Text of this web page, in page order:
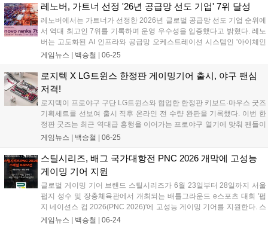
구동에도 안정적인 컴퓨팅 환경을 제공하도록 설계되었다....
레노버, 가트너 선정 '26년 공급망 선도 기업' 7위 달성
레노버에서는 가트너가 선정한 2026년 글로벌 공급망 선도 기업 순위에
서 역대 최고인 7위를 기록하며 운영 우수성을 입증했다고 밝혔다. 레노
버는 고도화된 AI 인프라와 공급망 오케스트레이션 시스템인 '아이체인
(iChain)'을 통해 의사결정 및 분석 작업 시간을 대폭 단축했다. 가트너가
계 전문가 평판 등을 종합적으로 평가하는 권위 있는 순위로 올해 22년
째를 맞이했다. 레노버는 지난 2023년 8위, 2024년 10위, 2025년 8위에
이어 올해 7위에 오르며 지속적인 상승세를 기록 중이다....
게임뉴스 | 백승철 06-25
로지텍 X LG트윈스 한정판 게이밍기어 출시, 야구 팬심
저격!
로지텍이 프로야구 구단 LG트윈스와 협업한 한정판 키보드·마우스 굿즈
기획세트를 선보여 출시 직후 온라인 전 수량 완판을 기록했다. 이번 한
정판 굿즈는 최근 역대급 흥행을 이어가는 프로야구 열기에 맞춰 팬들이
경기장 밖 데스크 환경에서도 응원의 즐거움을 이어갈 수 있도록 기획되
수량이 추가로 판매될 예정이다....
게임뉴스 | 백승철 06-25
스틸시리즈, 배그 국가대항전 PNC 2026 개막에 고성능
게이밍 기어 지원
글로벌 게이밍 기어 브랜드 스틸시리즈가 6월 23일부터 28일까지 서울
펍지 성수 및 장충체육관에서 개최되는 배틀그라운드 e스포츠 대회 '펍
지 네이션스 컵 2026(PNC 2026)'에 고성능 게이밍 기어를 지원한다. 스
틸시리즈는 이번 대회에 FPS 장르에 최적화된 무선 게이밍 헤드셋 '아크
게임뉴스 | 백승철 06-24